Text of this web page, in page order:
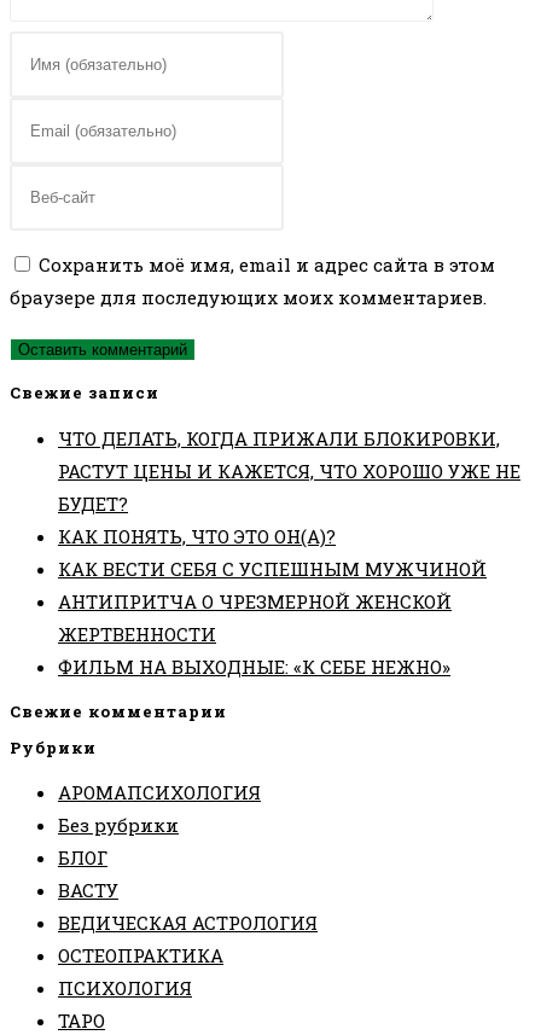
или
пользователя,
прокомментировать
адрес,
прокомментировать
веб-
сайта
(необязательно)
Сохранить моё имя, email и адрес сайта в этом
браузере для последующих моих комментариев.
Свежие записи
ЧТО ДЕЛАТЬ, КОГДА ПРИЖАЛИ БЛОКИРОВКИ,
РАСТУТ ЦЕНЫ И КАЖЕТСЯ, ЧТО ХОРОШО УЖЕ НЕ
БУДЕТ?
КАК ПОНЯТЬ, ЧТО ЭТО ОН(А)?
КАК ВЕСТИ СЕБЯ С УСПЕШНЫМ МУЖЧИНОЙ
АНТИПРИТЧА О ЧРЕЗМЕРНОЙ ЖЕНСКОЙ
ЖЕРТВЕННОСТИ
ФИЛЬМ НА ВЫХОДНЫЕ: «К СЕБЕ НЕЖНО»
Свежие комментарии
Рубрики
АРОМАПСИХОЛОГИЯ
Без рубрики
БЛОГ
ВАСТУ
ВЕДИЧЕСКАЯ АСТРОЛОГИЯ
ОСТЕОПРАКТИКА
ПСИХОЛОГИЯ
ТАРО